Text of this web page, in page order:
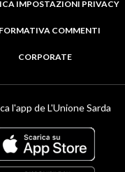
IMPOSTAZIONI PRIVACY
COMMENTI
CORPORATE
l'app de L'Unione Sarda